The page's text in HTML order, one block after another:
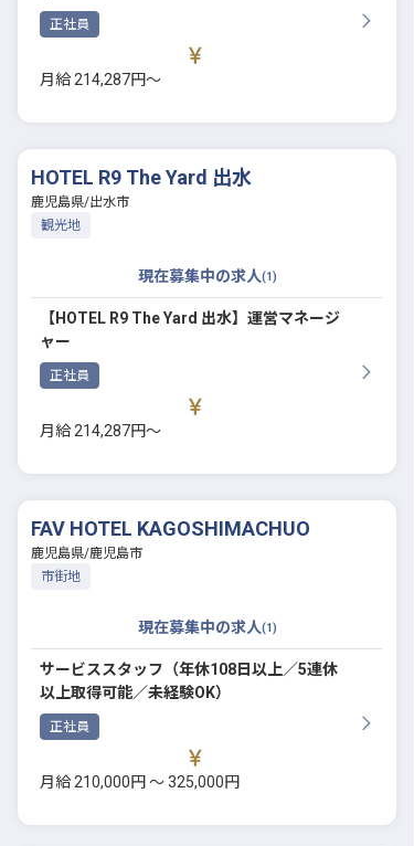
正社員
月給 214,287円〜
HOTEL R9 The Yard 出水
鹿児島県/出水市
観光地
現在募集中の求人(1)
正社員
【HOTEL R9 The Yard 出水】運営マネージ
ャー
月給 214,287円〜
FAV HOTEL KAGOSHIMACHUO
鹿児島県/鹿児島市
市街地
現在募集中の求人(1)
正社員
サービススタッフ（年休108日以上／5連休
以上取得可能／未経験OK）
月給 210,000円 〜 325,000円